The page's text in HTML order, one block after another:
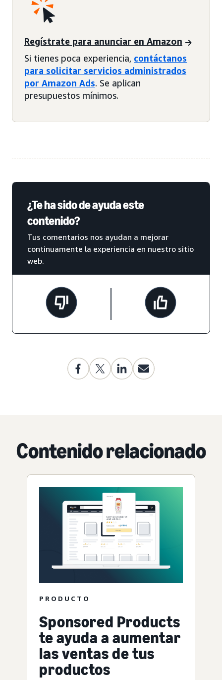
Regístrate para anunciar en Amazon
Si tienes poca experiencia, contáctanos
para solicitar servicios administrados
por Amazon Ads. Se aplican
presupuestos mínimos.
¿Te ha sido de ayuda este
contenido?
Tus comentarios nos ayudan a mejorar
continuamente la experiencia en nuestro sitio
web.
Contenido relacionado
PRODUCTO
Sponsored Products
te ayuda a aumentar
las ventas de tus
productos